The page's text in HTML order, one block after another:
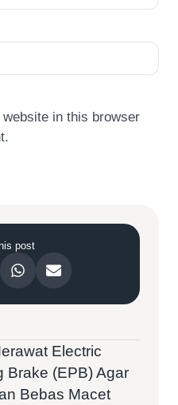
in this browser
Electric
Brake (EPB) Agar
Bebas Macet
post